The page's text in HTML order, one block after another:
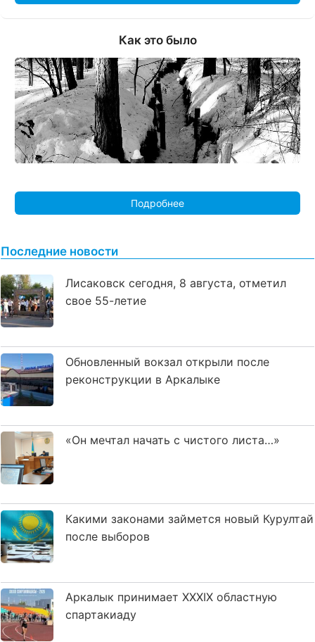
Как это было
Подробнее
Последние новости
Лисаковск сегодня, 8 августа, отметил
свое 55-летие
Обновленный вокзал открыли после
реконструкции в Аркалыке
«Он мечтал начать с чистого листа…»
Какими законами займется новый Курултай
после выборов
Аркалык принимает XXXIX областную
спартакиаду